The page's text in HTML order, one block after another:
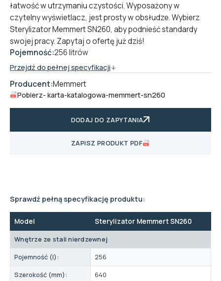
łatwość w utrzymaniu czystości. Wyposażony w
czytelny wyświetlacz, jest prosty w obsłudze. Wybierz
Sterylizator Memmert SN260, aby podnieść standardy
swojej pracy. Zapytaj o ofertę już dziś!
Pojemność:256 litrów
Przejdź do pełnej specyfikacji
Producent:Memmert
Pobierz- karta-katalogowa-memmert-sn260
DODAJ DO ZAPYTANIA
ZAPISZ PRODUKT PDF
Sprawdź pełną specyfikację produktu:
Model
Sterylizator Memmert SN260
Wnętrze ze stali nierdzewnej
Pojemność (l):
256
Szerokość (mm):
640